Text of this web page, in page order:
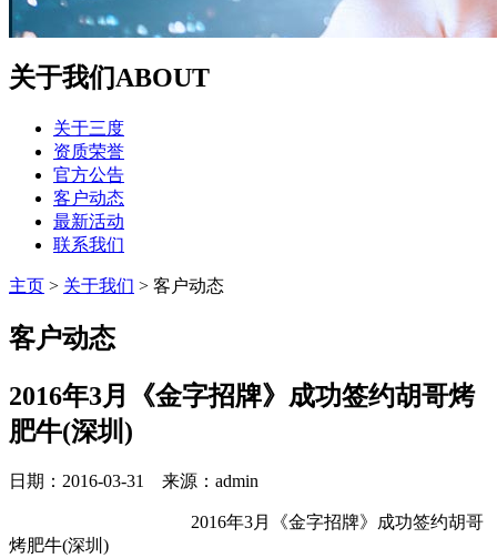
关于我们ABOUT
关于三度
资质荣誉
官方公告
客户动态
最新活动
联系我们
主页 > 关于我们 > 客户动态
客户动态
2016年3月《金字招牌》成功签约胡哥烤
肥牛(深圳)
日期：2016-03-31 来源：admin
2016年3月《金字招牌》成功签约胡哥
烤肥牛(深圳)